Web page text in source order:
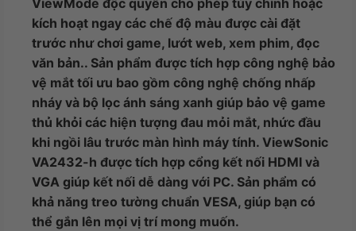
ViewMode độc quyền cho phép tùy chỉnh hoặc
kích hoạt ngay các chế độ màu được cài đặt
trước như chơi game, lướt web, xem phim, đọc
văn bản.. Sản phẩm được tích hợp công nghệ bảo
vệ mắt tối ưu bao gồm công nghệ chống nhấp
nháy và bộ lọc ánh sáng xanh giúp bảo vệ game
thủ khỏi các hiện tượng đau mỏi mắt, nhức đầu
khi ngồi lâu trước màn hình máy tính. ViewSonic
VA2432-h được tích hợp cổng kết nối HDMI và
VGA giúp kết nối dễ dàng với PC. Sản phẩm có
khả năng treo tường chuẩn VESA, giúp bạn có
thể gắn lên mọi vị trí mong muốn.